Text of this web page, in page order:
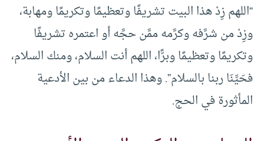
“اللهم زِدْ هذا البيت تشريفًا وتعظيمًا وتكريمًا ومهابة،
وزِدْ من شرَّفه وكرَّمه ممَّن حجَّه أو اعتمره تشريفًا
وتكريمًا وتعظيمًا وبرًّا، اللهم أنت السلام، ومنك السلام،
فحَيِّنَا ربنا بالسلام”. وهذا الدعاء من بين الأدعية
المأثورة في الحج.